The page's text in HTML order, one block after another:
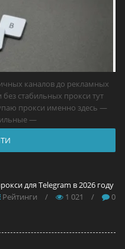
каналов до рекламных
стабильных прокси тут
прокси именно здесь —
—
для Telegram в 2026 году
Рейтинги / 1 021 / 0